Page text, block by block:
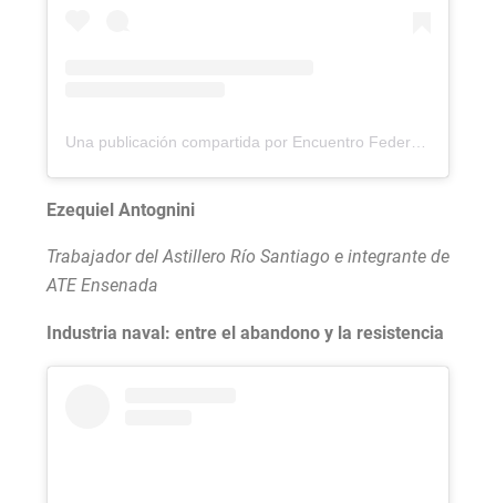
Ezequiel Antognini
Trabajador del Astillero Río Santiago e integrante de
ATE Ensenada
Industria naval: entre el abandono y la resistencia